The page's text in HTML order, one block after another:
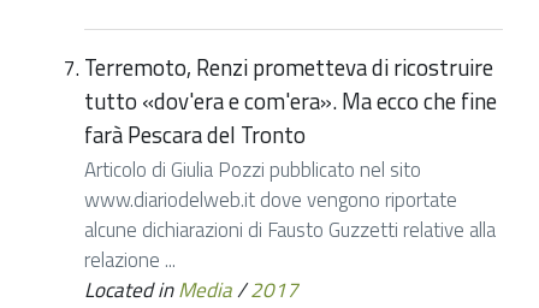
Terremoto, Renzi prometteva di ricostruire
tutto «dov'era e com'era». Ma ecco che fine
farà Pescara del Tronto
Articolo di Giulia Pozzi pubblicato nel sito
www.diariodelweb.it dove vengono riportate
alcune dichiarazioni di Fausto Guzzetti relative alla
relazione ...
Located inMedia/2017